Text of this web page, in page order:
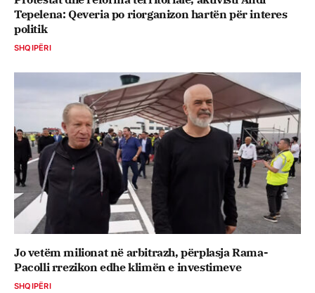
Tepelena: Qeveria po riorganizon hartën për interes
politik
SHQIPËRI
Jo vetëm milionat në arbitrazh, përplasja Rama-
Pacolli rrezikon edhe klimën e investimeve
SHQIPËRI